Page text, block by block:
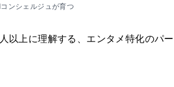
ンシェルジュが育つ
以上に理解する、エンタメ特化のパー